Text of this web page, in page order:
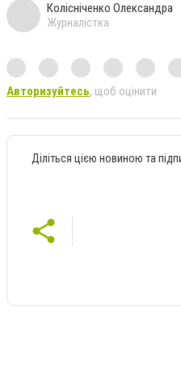
Колісніченко Олександра
Журналістка
Авторизуйтесь, щоб оцінити
Діліться цією новиною та